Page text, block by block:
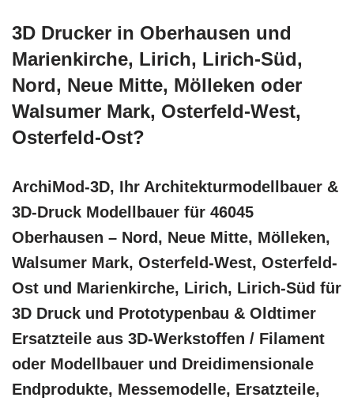
3D Drucker in Oberhausen und
Marienkirche, Lirich, Lirich-Süd,
Nord, Neue Mitte, Mölleken oder
Walsumer Mark, Osterfeld-West,
Osterfeld-Ost?
ArchiMod-3D, Ihr Architekturmodellbauer &
3D-Druck Modellbauer für 46045
Oberhausen – Nord, Neue Mitte, Mölleken,
Walsumer Mark, Osterfeld-West, Osterfeld-
Ost und Marienkirche, Lirich, Lirich-Süd für
3D Druck und Prototypenbau & Oldtimer
Ersatzteile aus 3D-Werkstoffen / Filament
oder Modellbauer und Dreidimensionale
Endprodukte, Messemodelle, Ersatzteile,